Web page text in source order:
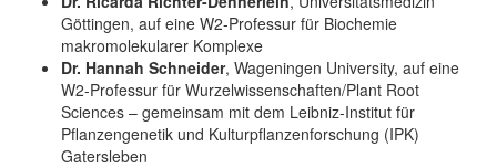
Göttingen, auf eine W2-Professur für Biochemie
makromolekularer Komplexe
Dr. Hannah Schneider, Wageningen University, auf eine
W2-Professur für Wurzelwissenschaften/Plant Root
Sciences – gemeinsam mit dem Leibniz-Institut für
Pflanzengenetik und Kulturpflanzenforschung (IPK)
Gatersleben